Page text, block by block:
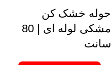
حوله خشک کن
مشکی لوله ای | 80
سانت